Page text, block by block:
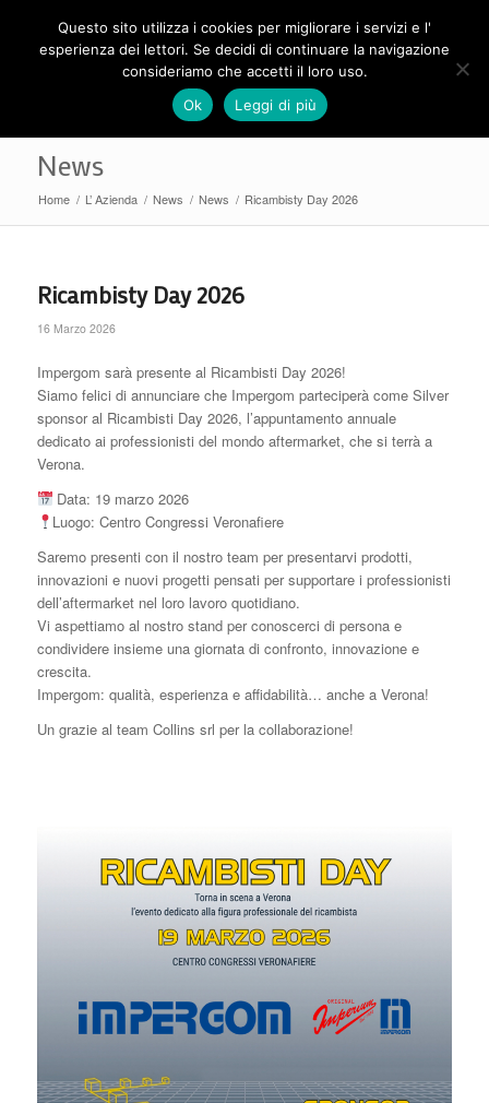
News
Home / L’ Azienda / News / News / Ricambisty Day 2026
Ricambisty Day 2026
16 Marzo 2026
Impergom sarà presente al Ricambisti Day 2026!
Siamo felici di annunciare che Impergom parteciperà come Silver
sponsor al Ricambisti Day 2026, l’appuntamento annuale
dedicato ai professionisti del mondo aftermarket, che si terrà a
Verona.
Data: 19 marzo 2026
Luogo: Centro Congressi Veronafiere
Saremo presenti con il nostro team per presentarvi prodotti,
innovazioni e nuovi progetti pensati per supportare i professionisti
dell’aftermarket nel loro lavoro quotidiano.
Vi aspettiamo al nostro stand per conoscerci di persona e
condividere insieme una giornata di confronto, innovazione e
crescita.
Impergom: qualità, esperienza e affidabilità… anche a Verona!
Un grazie al team Collins srl per la collaborazione!
Questo sito utilizza i cookies per migliorare i servizi e l'
esperienza dei lettori. Se decidi di continuare la navigazione
consideriamo che accetti il loro uso.
Ok
Leggi di più